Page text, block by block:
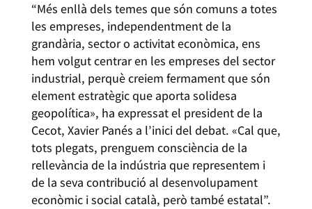
“Més enllà dels temes que són comuns a totes
les empreses, independentment de la
grandària, sector o activitat econòmica, ens
hem volgut centrar en les empreses del sector
industrial, perquè creiem fermament que són
element estratègic que aporta solidesa
geopolítica», ha expressat el president de la
Cecot, Xavier Panés a l’inici del debat. «Cal que,
tots plegats, prenguem consciència de la
rellevància de la indústria que representem i
de la seva contribució al desenvolupament
econòmic i social català, però també estatal”.